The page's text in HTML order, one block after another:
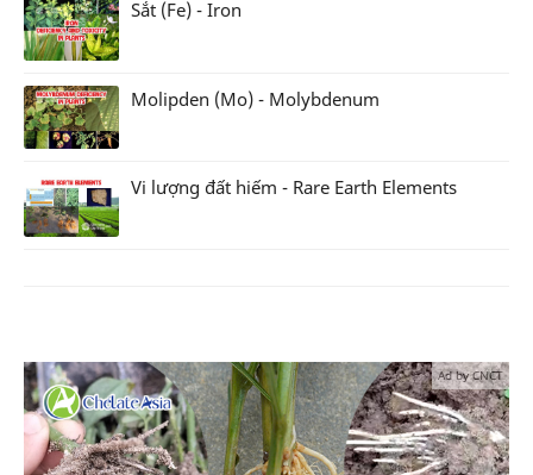
Sắt (Fe) - Iron
Molipden (Mo) - Molybdenum
Vi lượng đất hiếm - Rare Earth Elements
Ad by CNCT